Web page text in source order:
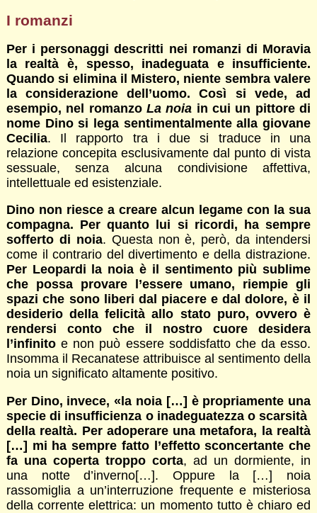
I romanzi
Per i personaggi descritti nei romanzi di Moravia
la realtà è, spesso, inadeguata e insufficiente.
Quando si elimina il Mistero, niente sembra valere
la considerazione dell’uomo. Così si vede, ad
esempio, nel romanzo La noia in cui un pittore di
nome Dino si lega sentimentalmente alla giovane
Cecilia. Il rapporto tra i due si traduce in una
relazione concepita esclusivamente dal punto di vista
sessuale, senza alcuna condivisione affettiva,
intellettuale ed esistenziale.
Dino non riesce a creare alcun legame con la sua
compagna. Per quanto lui si ricordi, ha sempre
sofferto di noia. Questa non è, però, da intendersi
come il contrario del divertimento e della distrazione.
Per Leopardi la noia è il sentimento più sublime
che possa provare l’essere umano, riempie gli
spazi che sono liberi dal piacere e dal dolore, è il
desiderio della felicità allo stato puro, ovvero è
rendersi conto che il nostro cuore desidera
l’infinitoe non può essere soddisfatto che da esso.
Insomma il Recanatese attribuisce al sentimento della
noia un significato altamente positivo.
Per Dino, invece, «la noia […] è propriamente una
specie di insufficienza o inadeguatezza o scarsità
della realtà. Per adoperare una metafora, la realtà
[…] mi ha sempre fatto l’effetto sconcertante che
fa una coperta troppo corta, ad un dormiente, in
una notte d’inverno[…]. Oppure la […] noia
rassomiglia a un’interruzione frequente e misteriosa
della corrente elettrica: un momento tutto è chiaro ed